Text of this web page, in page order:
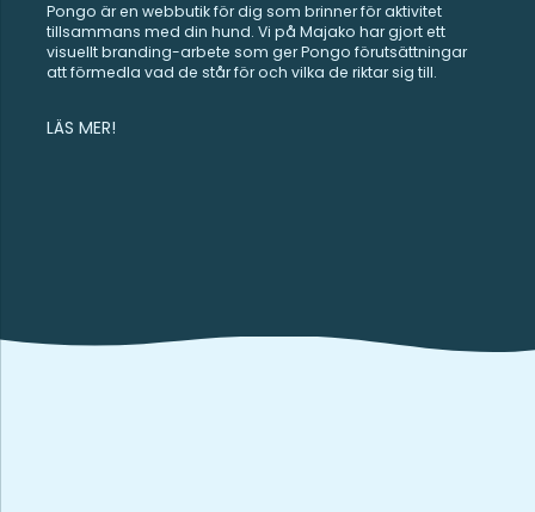
Pongo är en webbutik för dig som brinner för aktivitet
tillsammans med din hund. Vi på Majako har gjort ett
visuellt branding-arbete som ger Pongo förutsättningar
att förmedla vad de står för och vilka de riktar sig till.
LÄS MER!